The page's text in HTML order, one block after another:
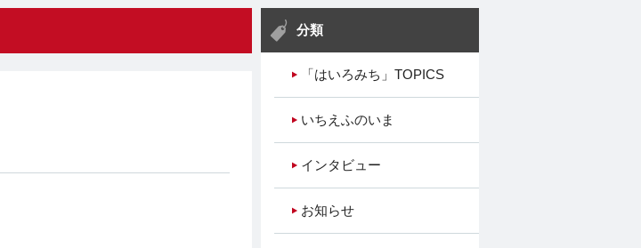
分類
「はいろみち」TOPICS
いちえふのいま
インタビュー
お知らせ